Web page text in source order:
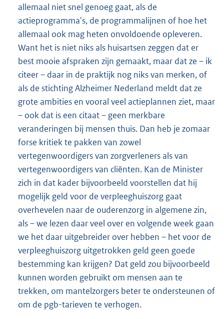
allemaal niet snel genoeg gaat, als de
actieprogramma's, de programmalijnen of hoe het
allemaal ook mag heten onvoldoende opleveren.
Want het is niet niks als huisartsen zeggen dat er
best mooie afspraken zijn gemaakt, maar dat ze – ik
citeer – daar in de praktijk nog niks van merken, of
als de stichting Alzheimer Nederland meldt dat ze
grote ambities en vooral veel actieplannen ziet, maar
– ook dat is een citaat – geen merkbare
veranderingen bij mensen thuis. Dan heb je zomaar
forse kritiek te pakken van zowel
vertegenwoordigers van zorgverleners als van
vertegenwoordigers van cliënten. Kan de Minister
zich in dat kader bijvoorbeeld voorstellen dat hij
mogelijk geld voor de verpleeghuiszorg gaat
overhevelen naar de ouderenzorg in algemene zin,
als – we lezen daar veel over en volgende week gaan
we het daar uitgebreider over hebben – het voor de
verpleeghuiszorg uitgetrokken geld geen goede
bestemming kan krijgen? Dat geld zou bijvoorbeeld
kunnen worden gebruikt om mensen aan te
trekken, om mantelzorgers beter te ondersteunen of
om de pgb-tarieven te verhogen.